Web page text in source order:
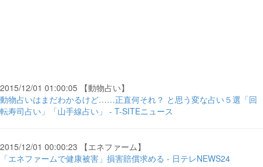
2015/12/01 01:00:05 【動物占い】
動物占いはまだわかるけど……正直何それ？ と思う変な占い５選「回
転寿司占い」「山手線占い」 - T-SITEニュース
2015/12/01 00:00:23 【エネファーム】
「エネファームで健康被害」損害賠償求める - 日テレNEWS24